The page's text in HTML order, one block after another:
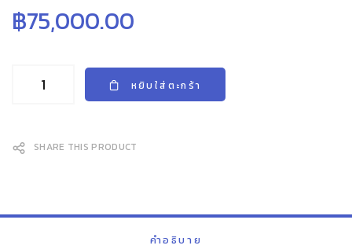
฿75,000.00
หยิบใส่ตะกร้า
SHARE THIS PRODUCT
คำอธิบาย